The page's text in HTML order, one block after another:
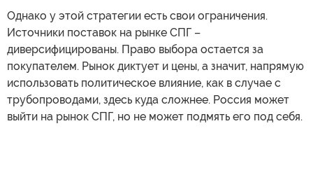
Однако у этой стратегии есть свои ограничения.
Источники поставок на рынке СПГ –
диверсифицированы. Право выбора остается за
покупателем. Рынок диктует и цены, а значит, напрямую
использовать политическое влияние, как в случае с
трубопроводами, здесь куда сложнее. Россия может
выйти на рынок СПГ, но не может подмять его под себя.